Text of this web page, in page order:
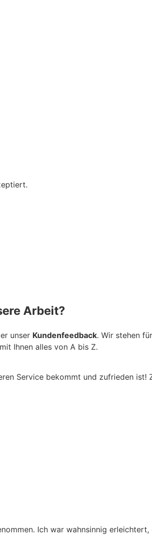
Arbeit?
unser Kundenfeedback. Wir stehen für
Ihnen alles von A bis Z.
Service bekommt und zufrieden
Ich war wahnsinnig